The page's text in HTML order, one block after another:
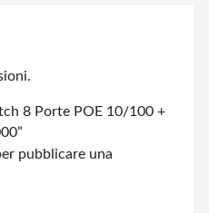
8 Porte POE 10/100 +
pubblicare una